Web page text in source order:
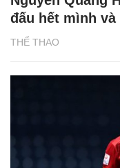
THỂ THAO
đấu hết mình